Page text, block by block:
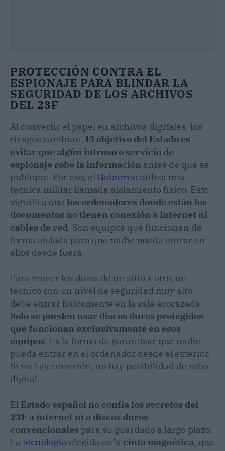
PROTECCIÓN CONTRA EL
ESPIONAJE PARA BLINDAR LA
SEGURIDAD DE LOS ARCHIVOS
DEL 23F
Al convertir el papel en archivos digitales, los
riesgos cambian. El objetivo del Estado es
evitar que algún intruso o servicio de
espionaje robe la información antes de que se
publique. Por eso, el Gobierno utiliza una
técnica militar llamada aislamiento físico. Esto
significa que los ordenadores donde están los
documentos no tienen conexión a internet ni
cables de red. Son equipos que funcionan de
forma aislada para que nadie pueda entrar en
ellos desde fuera.
Para mover los datos de un sitio a otro, un
técnico con un nivel de seguridad muy alto
debe entrar físicamente en la sala acorazada.
Solo se pueden usar discos duros protegidos
que funcionan exclusivamente en esos
equipos. Es la forma de garantizar que nadie
pueda entrar en el ordenador desde el exterior.
Si no hay conexión, no hay posibilidad de robo
digital.
El Estado español no confía los secretos del
23F a internet ni a discos duros
convencionales para su guardado a largo plazo.
La tecnología elegida es la cinta magnética, que